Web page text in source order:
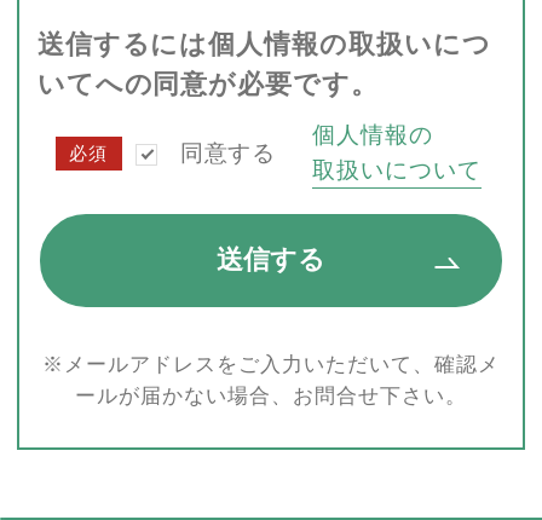
送信するには個人情報の取扱いにつ
いてへの同意が必要です。
必須 同意する
個人情報の
取扱いについて
※メールアドレスをご入力いただいて、確認メ
ールが届かない場合、お問合せ下さい。